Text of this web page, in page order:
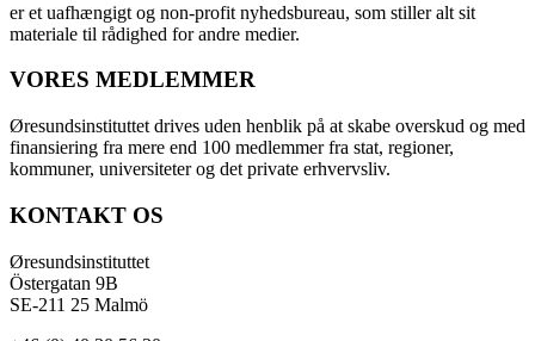
er et uafhængigt og non-profit nyhedsbureau, som stiller alt sit
materiale til rådighed for andre medier.
VORES MEDLEMMER
Øresundsinstituttet drives uden henblik på at skabe overskud og med
finansiering fra mere end 100 medlemmer fra stat, regioner,
kommuner, universiteter og det private erhvervsliv.
KONTAKT OS
Øresundsinstituttet
Östergatan 9B
SE-211 25 Malmö